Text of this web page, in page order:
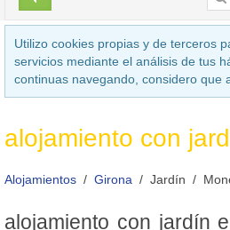
Utilizo cookies propias y de terceros
servicios mediante el análisis de tus
continuas navegando, considero que
alojamiento con
Alojamientos Girona Jardín
alojamiento con jardín